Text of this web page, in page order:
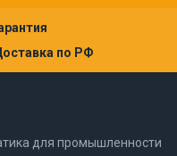
по РФ
для промышленности